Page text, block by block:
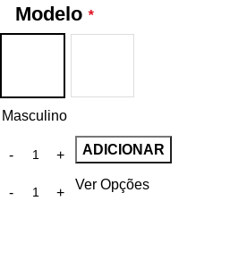
Modelo *
Masculino
ADICIONAR
Ver Opções